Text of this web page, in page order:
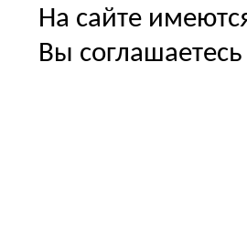
На сайте
Вы